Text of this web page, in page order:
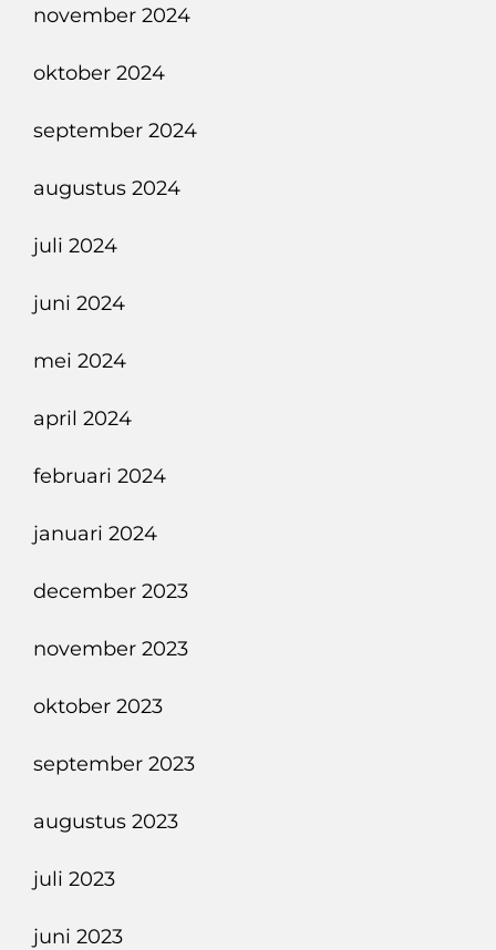
november 2024
oktober 2024
september 2024
augustus 2024
juli 2024
juni 2024
mei 2024
april 2024
februari 2024
januari 2024
december 2023
november 2023
oktober 2023
september 2023
augustus 2023
juli 2023
juni 2023